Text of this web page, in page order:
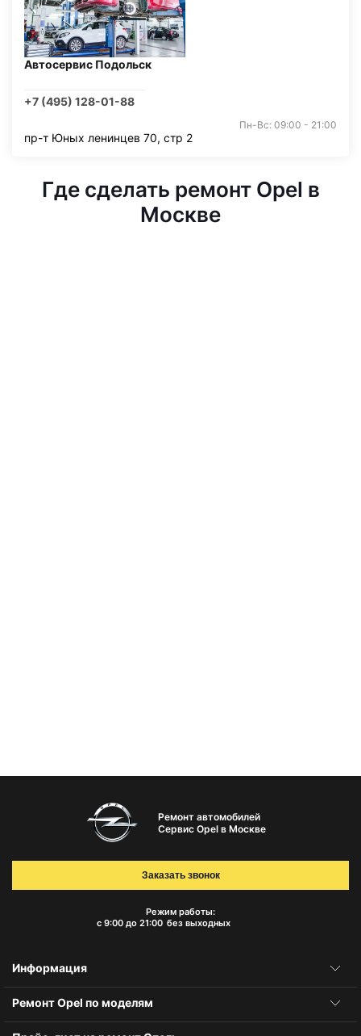
Автосервис Подольск
+7 (495) 128-01-88
Пн-Вс: 09:00 - 21:00
пр-т Юных ленинцев 70, стр 2
Где сделать ремонт Opel в
Москве
Ремонт автомобилей
Сервис Opel в Москве
Режим работы:
с 9:00 до 21:00 без выходных
Заказать звонок
Информация
Ремонт Opel по моделям